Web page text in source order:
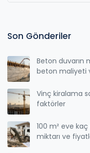
Son Gönderiler
Beton duvarın
beton maliyeti
Vinç kiralama
faktörler
100 m² eve
miktarı ve